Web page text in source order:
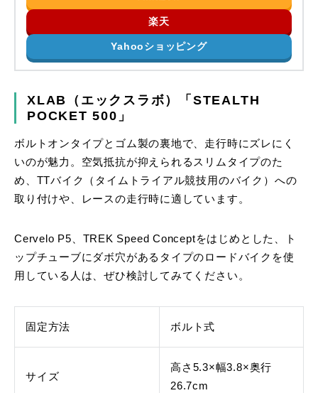
楽天
Yahooショッピング
XLAB（エックスラボ）「STEALTH
POCKET 500」
ボルトオンタイプとゴム製の裏地で、走行時にズレにく
いのが魅力。空気抵抗が抑えられるスリムタイプのた
め、TTバイク（タイムトライアル競技用のバイク）への
取り付けや、レースの走行時に適しています。
Cervelo P5、TREK Speed Conceptをはじめとした、ト
ップチューブにダボ穴があるタイプのロードバイクを使
用している人は、ぜひ検討してみてください。
固定方法 ボルト式
サイズ
高さ5.3×幅3.8×奥行
26.7cm